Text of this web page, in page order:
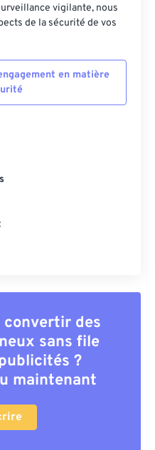
vigilante, nous
de la sécurité de vos
en matière
convertir des
sans file
?
maintenant